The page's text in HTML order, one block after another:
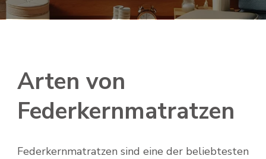
Arten von
Federkernmatratzen
Federkernmatratzen sind eine der beliebtesten